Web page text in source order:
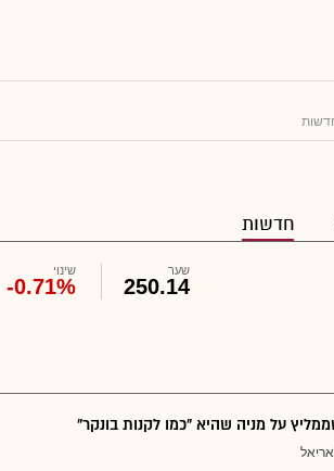
חדשות
שער
250.14
שינוי
-0.71%
על מניה שהיא "כמו לקנות בונקר"